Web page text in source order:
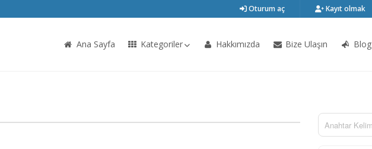
Oturum aç Kayıt olmak
Ana Sayfa Kategoriler Hakkımızda Bize Ulaşın Blog